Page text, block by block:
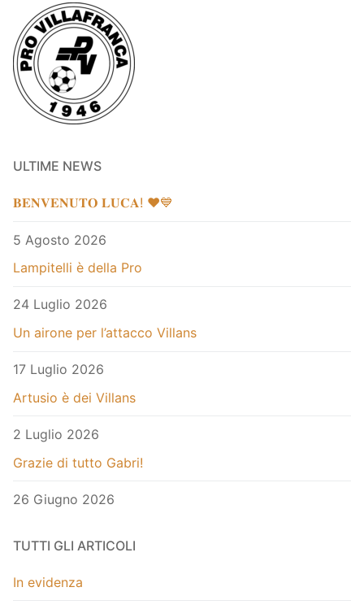
ULTIME NEWS
𝐁𝐄𝐍𝐕𝐄𝐍𝐔𝐓𝐎 𝐋𝐔𝐂𝐀! ❤️💙
5 Agosto 2026
Lampitelli è della Pro
24 Luglio 2026
Un airone per l’attacco Villans
17 Luglio 2026
Artusio è dei Villans
2 Luglio 2026
Grazie di tutto Gabri!
26 Giugno 2026
TUTTI GLI ARTICOLI
In evidenza